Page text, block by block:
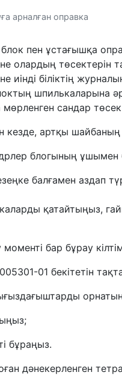
арналған оправка
блок пен ұстағышқа
олардың төсектерін
иінді біліктің
шпилькаларына
сандар төсек
кезде, артқы
блогының ұшымен
балғамен
қатайтыңыз,
бар бұрау
01 бекітетін
бұраңыз.
дәнекерленген